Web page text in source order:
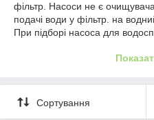
фільтр. Насоси не є
подачі води у фільтр. на
При підборі насоса для
Підібрати насос для ставка
насоса і таблицею для
Сортування